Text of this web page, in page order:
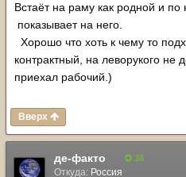
Встаёт на раму как родной и по
показывает на него.
Хорошо что хоть к чему то
контрактный, на леворукого не
приехал рабочий.)
Вверх
де-факто 38
Откуда: Россия